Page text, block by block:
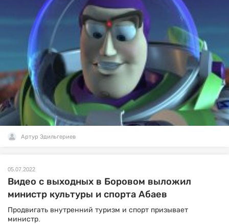
Артур Эдильгериев
05.07.2022
Видео с выходных в Боровом выложил
министр культуры и спорта Абаев
Продвигать внутренний туризм и спорт призывает
министр.